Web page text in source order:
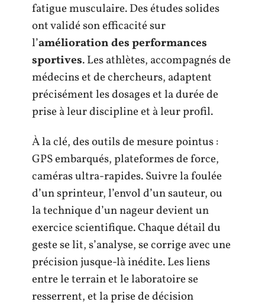
fatigue musculaire. Des études solides
ont validé son efficacité sur
l’amélioration des performances
sportives. Les athlètes, accompagnés de
médecins et de chercheurs, adaptent
précisément les dosages et la durée de
prise à leur discipline et à leur profil.
À la clé, des outils de mesure pointus :
GPS embarqués, plateformes de force,
caméras ultra-rapides. Suivre la foulée
d’un sprinteur, l’envol d’un sauteur, ou
la technique d’un nageur devient un
exercice scientifique. Chaque détail du
geste se lit, s’analyse, se corrige avec une
précision jusque-là inédite. Les liens
entre le terrain et le laboratoire se
resserrent, et la prise de décision